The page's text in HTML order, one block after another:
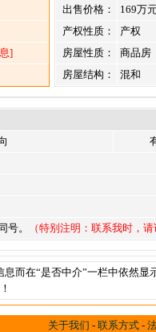
]
出售价格：
169万
产权性质：
产权
房屋性质：
商品房
房屋结构：
混和
号。 （特别注明：联系我时，
而在“是否中介”一栏中依然显
关于我们 -联系方式 -